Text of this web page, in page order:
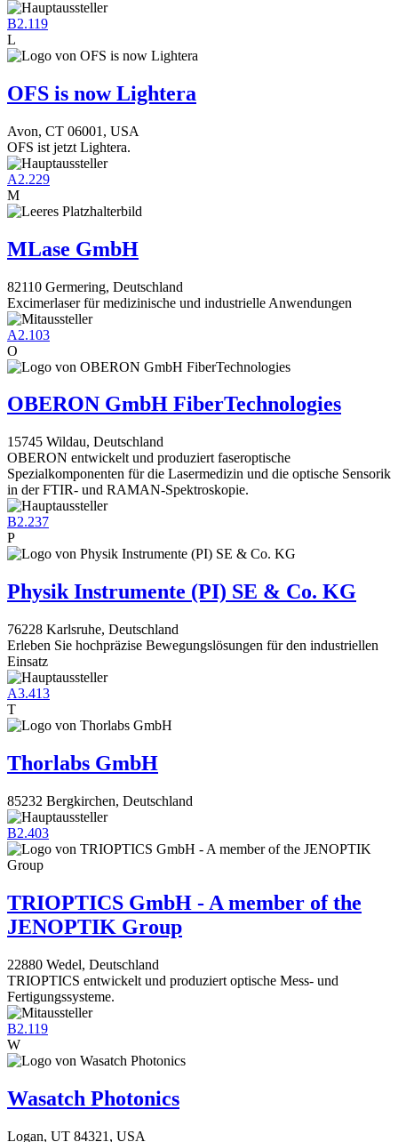
B2.119
L
OFS is now Lightera
Avon, CT 06001, USA
OFS ist jetzt Lightera.
A2.229
M
MLase GmbH
82110 Germering, Deutschland
Excimerlaser für medizinische und industrielle Anwendungen
A2.103
O
OBERON GmbH FiberTechnologies
15745 Wildau, Deutschland
OBERON entwickelt und produziert faseroptische
Spezialkomponenten für die Lasermedizin und die optische Sensorik
in der FTIR- und RAMAN-Spektroskopie.
B2.237
P
Physik Instrumente (PI) SE & Co. KG
76228 Karlsruhe, Deutschland
Erleben Sie hochpräzise Bewegungslösungen für den industriellen
Einsatz
A3.413
T
Thorlabs GmbH
85232 Bergkirchen, Deutschland
B2.403
TRIOPTICS GmbH - A member of the
JENOPTIK Group
22880 Wedel, Deutschland
TRIOPTICS entwickelt und produziert optische Mess- und
Fertigungssysteme.
B2.119
W
Wasatch Photonics
Logan, UT 84321, USA